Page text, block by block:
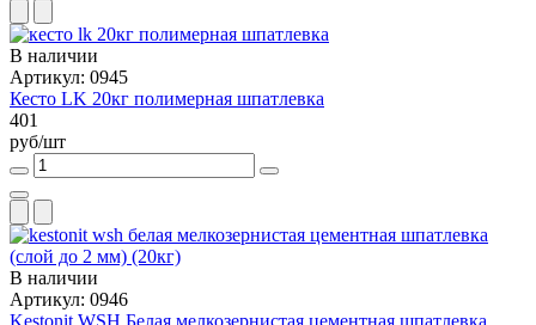
В наличии
Артикул: 0945
Кесто LK 20кг полимерная шпатлевка
401
руб/шт
В наличии
Артикул: 0946
Kestonit WSH Белая мелкозернистая цементная шпатлевка